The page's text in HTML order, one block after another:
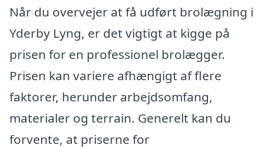
Når du overvejer at få udført brolægning i
Yderby Lyng, er det vigtigt at kigge på
prisen for en professionel brolægger.
Prisen kan variere afhængigt af flere
faktorer, herunder arbejdsomfang,
materialer og terrain. Generelt kan du
forvente, at priserne for